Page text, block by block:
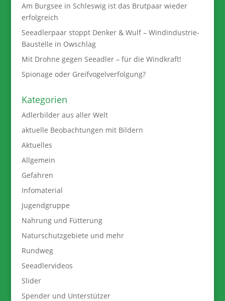
Am Burgsee in Schleswig ist das Brutpaar wieder
erfolgreich
Seeadlerpaar stoppt Denker & Wulf – Windindustrie-
Baustelle in Owschlag
Mit Drohne gegen Seeadler – für die Windkraft!
Spionage oder Greifvogelverfolgung?
Kategorien
Adlerbilder aus aller Welt
aktuelle Beobachtungen mit Bildern
Aktuelles
Allgemein
Gefahren
Infomaterial
Jugendgruppe
Nahrung und Fütterung
Naturschutzgebiete und mehr
Rundweg
Seeadlervideos
Slider
Spender und Unterstützer